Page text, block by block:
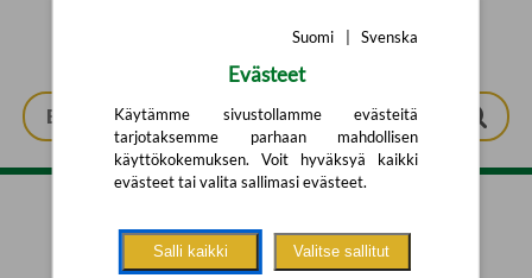
Tarkennettu haku
Suomi Svenska
Evästeet
Käytämme sivustollamme evästeitä
tarjotaksemme parhaan mahdollisen
käyttökokemuksen. Voit hyväksyä kaikki
evästeet tai valita sallimasi evästeet.
Salli kaikki Valitse sallitut